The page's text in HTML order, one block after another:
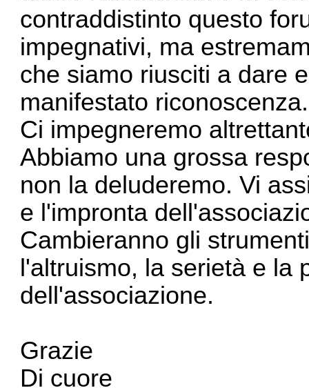
contraddistinto questo
impegnativi, ma
che siamo riusciti a dare
manifestato riconoscenza.
Ci impegneremo
Abbiamo una grossa
non la deluderemo. Vi
e l'impronta
Cambieranno gli
l'altruismo, la serietà e la
dell'associazione.
Grazie
Di cuore